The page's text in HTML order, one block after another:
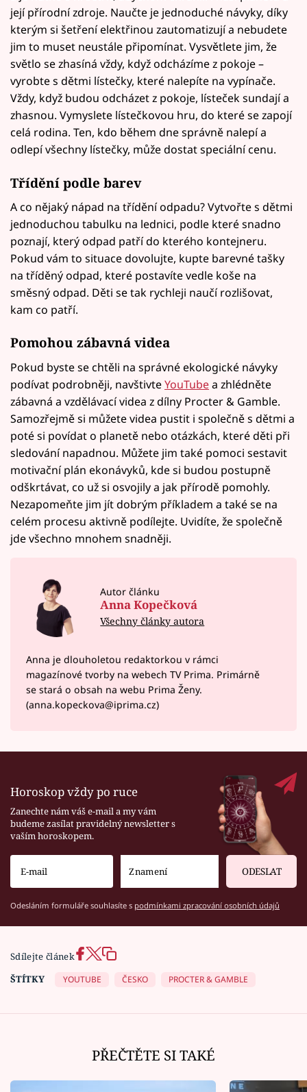
její přírodní zdroje. Naučte je jednoduché návyky, díky
kterým si šetření elektřinou zautomatizují a nebudete
jim to muset neustále připomínat. Vysvětlete jim, že
světlo se zhasíná vždy, když odcházíme z pokoje –
vyrobte s dětmi lístečky, které nalepíte na vypínače.
Vždy, když budou odcházet z pokoje, lísteček sundají a
zhasnou. Vymyslete lístečkovou hru, do které se zapojí
celá rodina. Ten, kdo během dne správně nalepí a
odlepí všechny lístečky, může dostat speciální cenu.
Třídění podle barev
A co nějaký nápad na třídění odpadu? Vytvořte s dětmi
jednoduchou tabulku na lednici, podle které snadno
poznají, který odpad patří do kterého kontejneru.
Pokud vám to situace dovolujte, kupte barevné tašky
na tříděný odpad, které postavíte vedle koše na
směsný odpad. Děti se tak rychleji naučí rozlišovat,
kam co patří.
Pomohou zábavná videa
Pokud byste se chtěli na správné ekologické návyky
podívat podrobněji, navštivteYouTubea zhlédněte
zábavná a vzdělávací videa z dílny Procter & Gamble.
Samozřejmě si můžete videa pustit i společně s dětmi a
poté si povídat o planetě nebo otázkách, které děti při
sledování napadnou. Můžete jim také pomoci sestavit
motivační plán ekonávyků, kde si budou postupně
odškrtávat, co už si osvojily a jak přírodě pomohly.
Nezapomeňte jim jít dobrým příkladem a také se na
celém procesu aktivně podílejte. Uvidíte, že společně
jde všechno mnohem snadněji.
Autor článku
Anna Kopečková
Všechny články autora
Anna je dlouholetou redaktorkou v rámci
magazínové tvorby na webech TV Prima. Primárně
se stará o obsah na webu Prima Ženy.
(anna.kopeckova@iprima.cz)
Horoskop vždy po ruce
Zanechte nám váš e-mail a my vám
budeme zasílat pravidelný newsletter s
vaším horoskopem.
ODESLAT
Odesláním formuláře souhlasíte s podmínkami zpracování osobních údajů
Sdílejte článek
ŠTÍTKY
YOUTUBE ČESKO PROCTER & GAMBLE
PŘEČTĚTE SI TAKÉ